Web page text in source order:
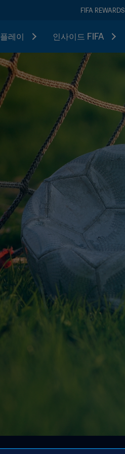
FIFA REWARDS
플레이 인사이드 FIFA